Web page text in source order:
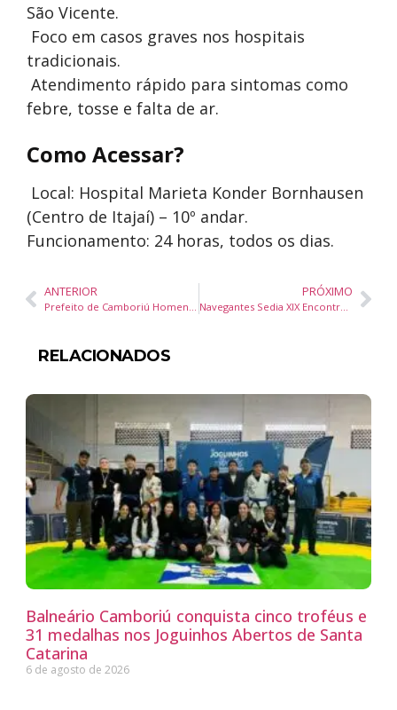
São Vicente.
Foco em casos graves nos hospitais
tradicionais.
Atendimento rápido para sintomas como
febre, tosse e falta de ar.
Como Acessar?
Local: Hospital Marieta Konder Bornhausen
(Centro de Itajaí) – 10º andar.
Funcionamento: 24 horas, todos os dias.
ANTERIOR
Prefeito de Camboriú Homenageia Ex-Secretário de Saúde e Anuncia Novo Titular para a Pasta
PRÓXIMO
Navegantes Sedia XIX Encontro Estadual de Conselheiros Tutelares – Evento Discute Proteção a Crianças e Adolescentes em SC
RELACIONADOS
Balneário Camboriú conquista cinco troféus e
31 medalhas nos Joguinhos Abertos de Santa
Catarina
6 de agosto de 2026